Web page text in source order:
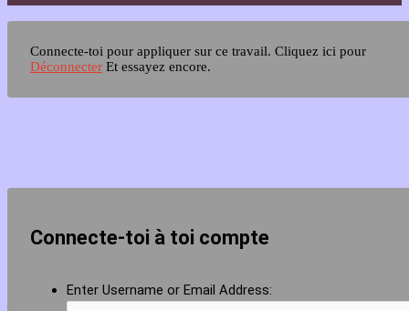
Connecte-toi pour appliquer sur ce travail. Cliquez ici pour
Déconnecter Et essayez encore.
Connecte-toi à toi compte
Enter Username or Email Address: